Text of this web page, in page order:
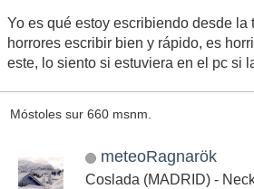
Yo es qué estoy escribiendo desde la
horrores escribir bien y rápido, es
este, lo siento si estuviera en el pc si
Móstoles sur 660 msnm.
meteoRagnarök
Coslada (MADRID) -